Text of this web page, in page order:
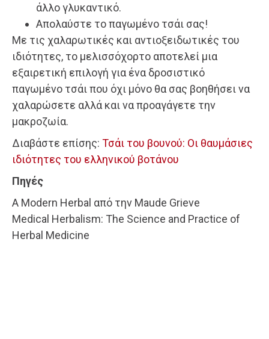
άλλο γλυκαντικό.
Απολαύστε το παγωμένο τσάι σας!
Με τις χαλαρωτικές και αντιοξειδωτικές του
ιδιότητες, το μελισσόχορτο αποτελεί μια
εξαιρετική επιλογή για ένα δροσιστικό
παγωμένο τσάι που όχι μόνο θα σας βοηθήσει να
χαλαρώσετε αλλά και να προαγάγετε την
μακροζωία.
Διαβάστε επίσης: Τσάι του βουνού: Οι θαυμάσιες
ιδιότητες του ελληνικού βοτάνου
Πηγές
A Modern Herbal από την Maude Grieve
Medical Herbalism: The Science and Practice of
Herbal Medicine